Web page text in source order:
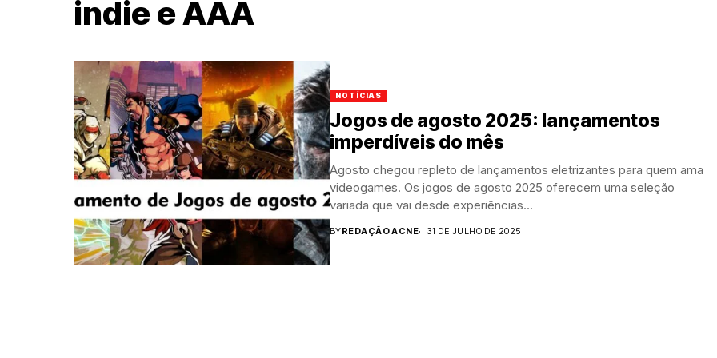
indie e AAA
NOTÍCIAS
Jogos de agosto 2025: lançamentos
imperdíveis do mês
Agosto chegou repleto de lançamentos eletrizantes para quem ama
videogames. Os jogos de agosto 2025 oferecem uma seleção
variada que vai desde experiências...
BYREDAÇÃO ACNE 31 DE JULHO DE 2025